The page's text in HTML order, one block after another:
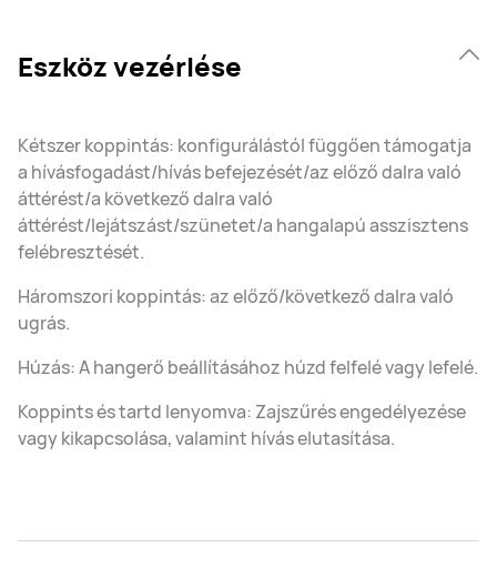
Eszköz vezérlése
Kétszer koppintás: konfigurálástól függően támogatja
a hívásfogadást/hívás befejezését/az előző dalra való
áttérést/a következő dalra való
áttérést/lejátszást/szünetet/a hangalapú asszisztens
felébresztését.
Háromszori koppintás: az előző/következő dalra való
ugrás.
Húzás: A hangerő beállításához húzd felfelé vagy lefelé.
Koppints és tartd lenyomva: Zajszűrés engedélyezése
vagy kikapcsolása, valamint hívás elutasítása.